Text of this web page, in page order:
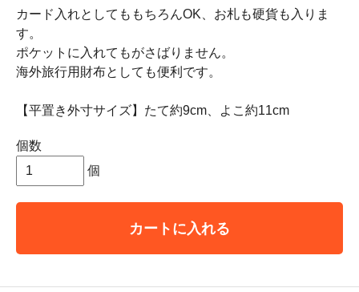
カード入れとしてももちろんOK、お札も硬貨も入りま
す。
ポケットに入れてもがさばりません。
海外旅行用財布としても便利です。
【平置き外寸サイズ】たて約9cm、よこ約11cm
個数
個
カートに入れる